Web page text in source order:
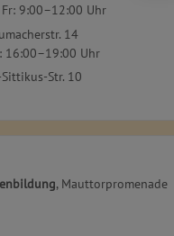
9:00–12:00 Uhr
14
16:00–19:00 Uhr
Str. 10
, Mauttorpromenade